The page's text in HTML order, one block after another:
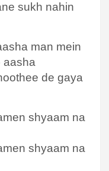
sukh nahin
man mein
aasha
de gaya
shyaam na
shyaam na